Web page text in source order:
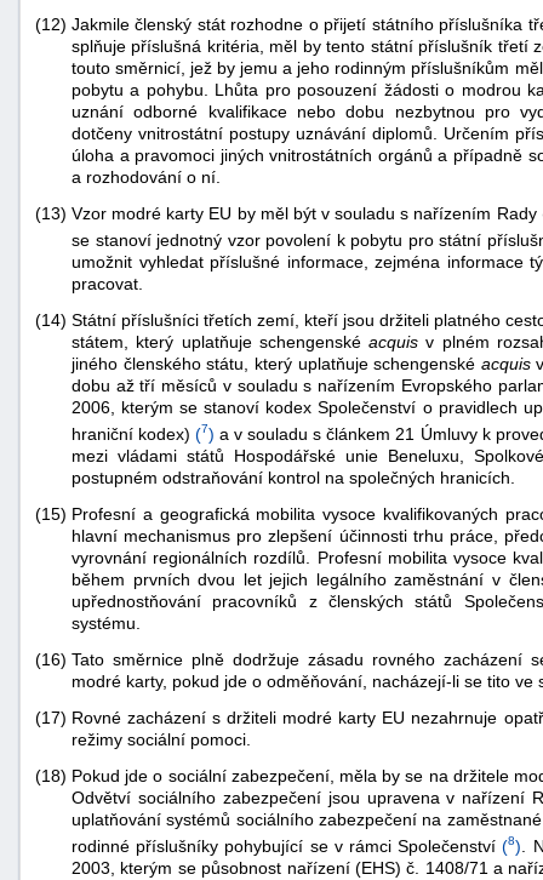
(12) Jakmile členský stát rozhodne o přijetí státního příslušníka
splňuje příslušná kritéria, měl by tento státní příslušník třetí
touto směrnicí, jež by jemu a jeho rodinným příslušníkům
pobytu a pohybu. Lhůta pro posouzení žádosti o modrou
uznání odborné kvalifikace nebo dobu nezbytnou pro
dotčeny vnitrostátní postupy uznávání diplomů. Určením
úloha a pravomoci jiných vnitrostátních orgánů a případně
a rozhodování o ní.
(13) Vzor modré karty EU by měl být v souladu s nařízením
se stanoví jednotný vzor povolení k pobytu pro státní
umožnit vyhledat příslušné informace, zejména informace
pracovat.
(14) Státní příslušníci třetích zemí, kteří jsou držiteli platného
státem, který uplatňuje schengenskéacquis v plném
jiného členského státu, který uplatňuje schengenské acquisv
dobu až tří měsíců v souladu s nařízením Evropského
2006, kterým se stanoví kodex Společenství o pravidlech
hraniční kodex) (7) a v souladu s článkem 21 Úmluvy k
mezi vládami států Hospodářské unie Beneluxu,
postupném odstraňování kontrol na společných hranicích.
(15) Profesní a geografická mobilita vysoce kvalifikovaných
hlavní mechanismus pro zlepšení účinnosti trhu práce,
vyrovnání regionálních rozdílů. Profesní mobilita vysoce
během prvních dvou let jejich legálního zaměstnání v
upřednostňování pracovníků z členských států
systému.
(16) Tato směrnice plně dodržuje zásadu rovného zacházení
modré karty, pokud jde o odměňování, nacházejí-li se tito ve
(17) Rovné zacházení s držiteli modré karty EU nezahrnuje
režimy sociální pomoci.
(18) Pokud jde o sociální zabezpečení, měla by se na držitele
Odvětví sociálního zabezpečení jsou upravena v nařízení
uplatňování systémů sociálního zabezpečení na
rodinné příslušníky pohybující se v rámci Společenství (8) .
2003, kterým se působnost nařízení (EHS) č. 1408/71 a